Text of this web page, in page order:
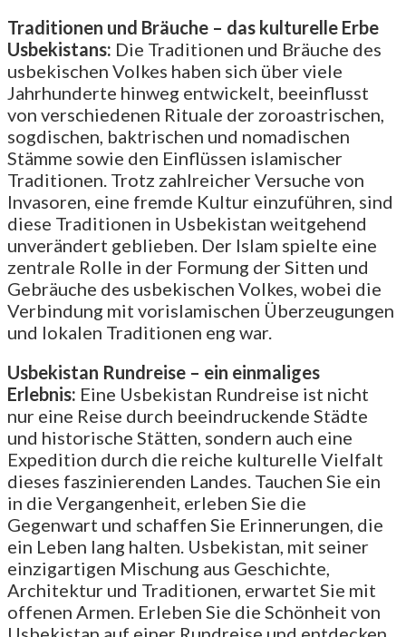
Traditionen und Bräuche – das kulturelle Erbe
Usbekistans: Die Traditionen und Bräuche des
usbekischen Volkes haben sich über viele
Jahrhunderte hinweg entwickelt, beeinflusst
von verschiedenen Rituale der zoroastrischen,
sogdischen, baktrischen und nomadischen
Stämme sowie den Einflüssen islamischer
Traditionen. Trotz zahlreicher Versuche von
Invasoren, eine fremde Kultur einzuführen, sind
diese Traditionen in Usbekistan weitgehend
unverändert geblieben. Der Islam spielte eine
zentrale Rolle in der Formung der Sitten und
Gebräuche des usbekischen Volkes, wobei die
Verbindung mit vorislamischen Überzeugungen
und lokalen Traditionen eng war.
Usbekistan Rundreise – ein einmaliges
Erlebnis: Eine Usbekistan Rundreise ist nicht
nur eine Reise durch beeindruckende Städte
und historische Stätten, sondern auch eine
Expedition durch die reiche kulturelle Vielfalt
dieses faszinierenden Landes. Tauchen Sie ein
in die Vergangenheit, erleben Sie die
Gegenwart und schaffen Sie Erinnerungen, die
ein Leben lang halten. Usbekistan, mit seiner
einzigartigen Mischung aus Geschichte,
Architektur und Traditionen, erwartet Sie mit
offenen Armen. Erleben Sie die Schönheit von